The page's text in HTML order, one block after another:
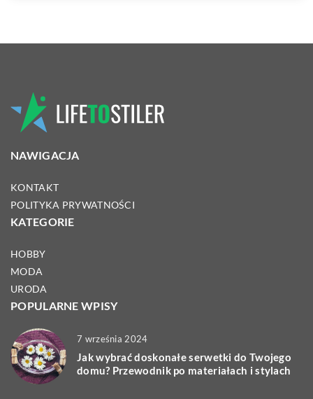
NAWIGACJA
KONTAKT
POLITYKA PRYWATNOŚCI
KATEGORIE
HOBBY
MODA
URODA
POPULARNE WPISY
7 września 2024
Jak wybrać doskonałe serwetki do Twojego
domu? Przewodnik po materiałach i stylach